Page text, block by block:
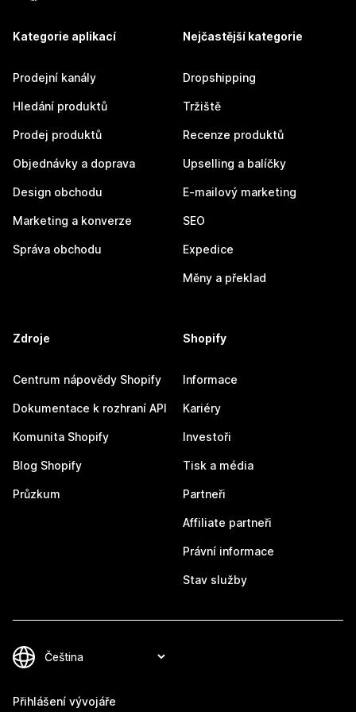
Kategorie aplikací
Prodejní kanály
Hledání produktů
Prodej produktů
Objednávky a doprava
Design obchodu
Marketing a konverze
Správa obchodu
Nejčastější kategorie
Dropshipping
Tržiště
Recenze produktů
Upselling a balíčky
E-mailový marketing
SEO
Expedice
Měny a překlad
Zdroje
Centrum nápovědy Shopify
Dokumentace k rozhraní API
Komunita Shopify
Blog Shopify
Průzkum
Shopify
Informace
Kariéry
Investoři
Tisk a média
Partneři
Affiliate partneři
Právní informace
Stav služby
Přihlášení vývojáře